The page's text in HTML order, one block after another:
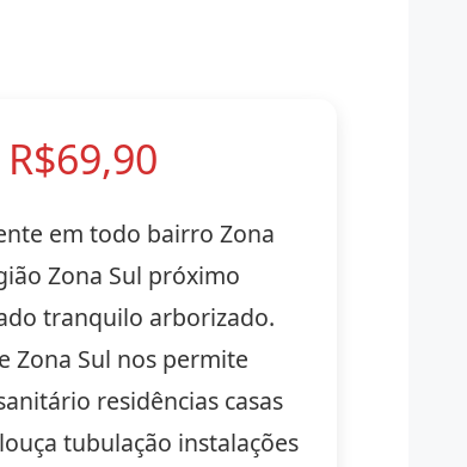
em todo bairro Zona
Zona Sul próximo
tranquilo arborizado.
Zona Sul nos permite
residências casas
tubulação instalações